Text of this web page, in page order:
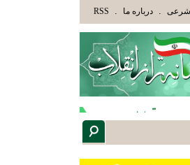
عاقلان هدایت یافته،حرفها را میشنوند وشرعی . درباره ما .
RSS